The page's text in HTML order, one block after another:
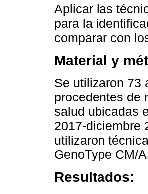
Aplicar las
para la
comparar con
Material y
Se utilizaron 73
procedentes de
salud ubicadas
2017-diciembre
utilizaron
GenoType CM/
Resultados: